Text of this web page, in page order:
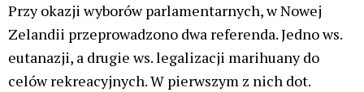
Przy okazji wyborów parlamentarnych, w Nowej
Zelandii przeprowadzono dwa referenda. Jedno ws.
eutanazji, a drugie ws. legalizacji marihuany do
celów rekreacyjnych. W pierwszym z nich dot.